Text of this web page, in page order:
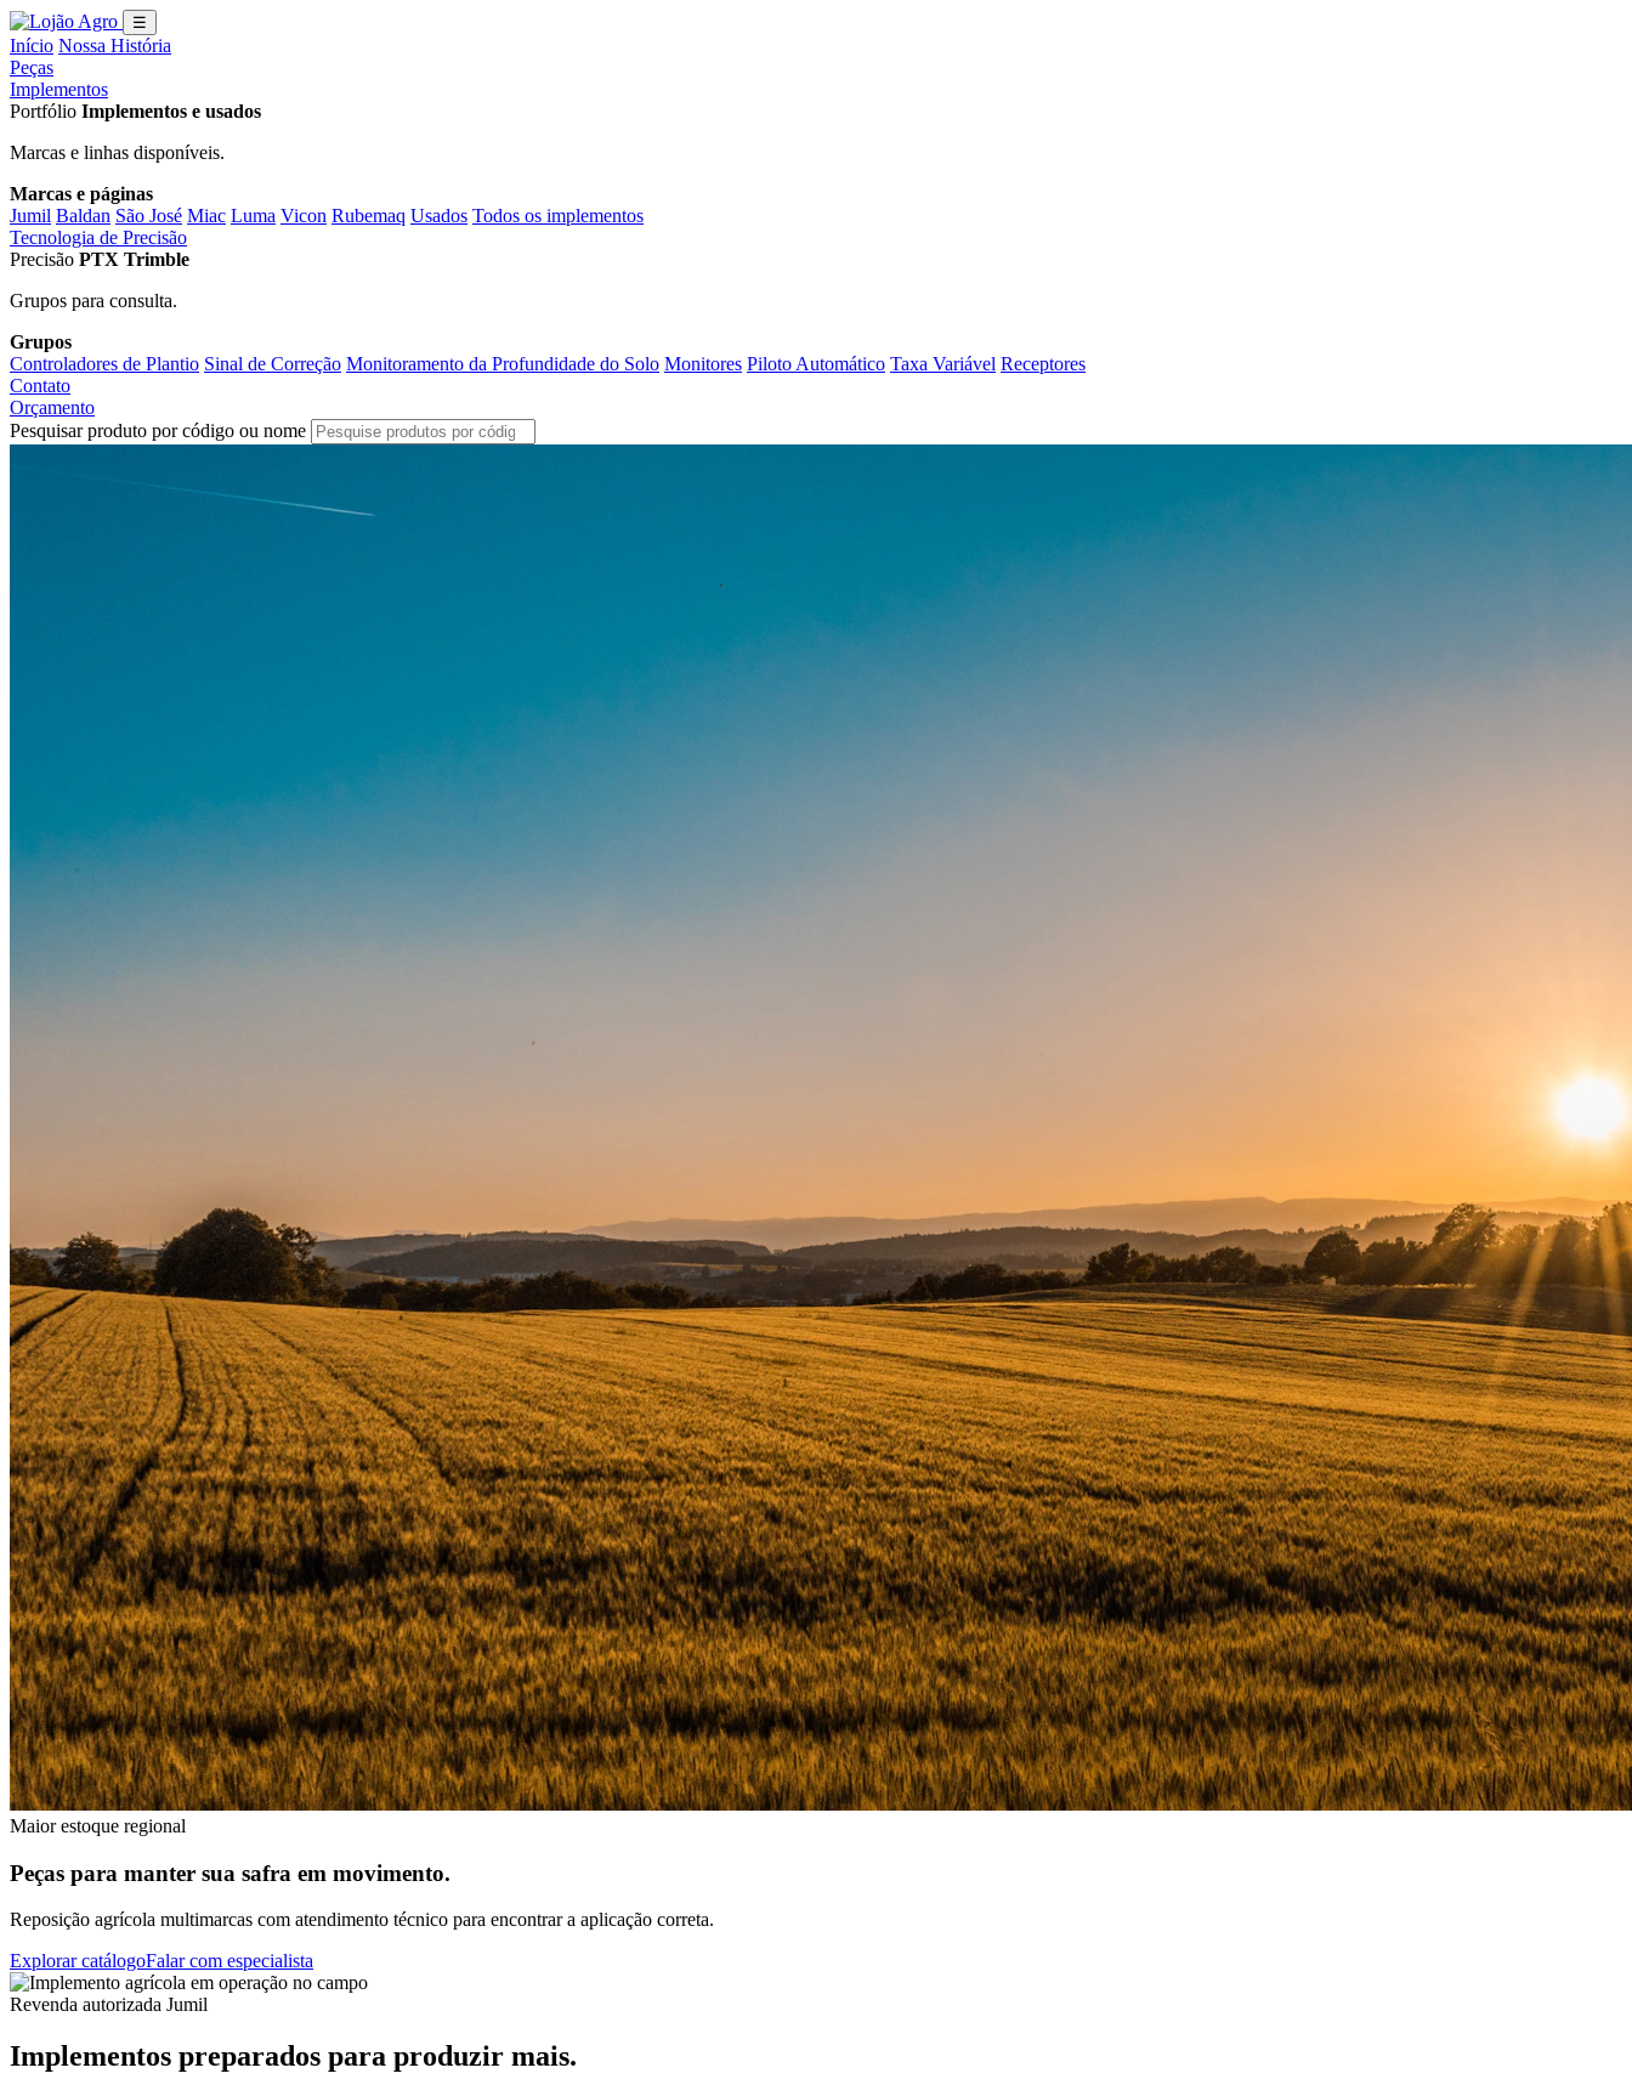
☰
Início Nossa História
Peças
Implementos
Portfólio Implementos e usados
Marcas e linhas disponíveis.
Marcas e páginas
Jumil Baldan São José Miac Luma Vicon Rubemaq Usados Todos os implementos
Tecnologia de Precisão
Precisão PTX Trimble
Grupos para consulta.
Grupos
Controladores de Plantio Sinal de Correção Monitoramento da Profundidade do Solo Monitores Piloto Automático Taxa Variável Receptores
Contato
Orçamento
Pesquisar produto por código ou nome
Maior estoque regional
Peças para manter sua safra em movimento.
Reposição agrícola multimarcas com atendimento técnico para encontrar a aplicação correta.
Explorar catálogoFalar com especialista
Revenda autorizada Jumil
Implementos preparados para produzir mais.